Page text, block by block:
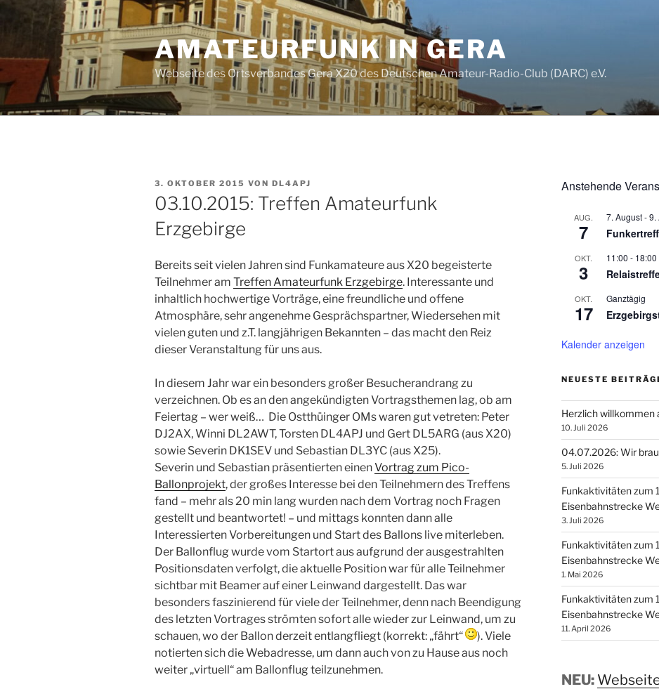
Zum
AMATEURFUNK IN GERA
Webseite des Ortsverbandes Gera X20 des Deutschen Amateur-Radio-Club (DARC) e.V.
VERÖFFENTLICHT
AM
3. OKTOBER 2015 VON DL4APJ
03.10.2015: Treffen Amateurfunk
Erzgebirge
Bereits seit vielen Jahren sind Funkamateure aus X20 begeisterte
Teilnehmer am Treffen Amateurfunk Erzgebirge. Interessante und
inhaltlich hochwertige Vorträge, eine freundliche und offene
Atmosphäre, sehr angenehme Gesprächspartner, Wiedersehen mit
vielen guten und z.T. langjährigen Bekannten – das macht den Reiz
dieser Veranstaltung für uns aus.
In diesem Jahr war ein besonders großer Besucherandrang zu
verzeichnen. Ob es an den angekündigten Vortragsthemen lag, ob am
Feiertag – wer weiß… Die Ostthüinger OMs waren gut vetreten: Peter
DJ2AX, Winni DL2AWT, Torsten DL4APJ und Gert DL5ARG (aus X20)
sowie Severin DK1SEV und Sebastian DL3YC (aus X25).
Severin und Sebastian präsentierten einenVortrag zum Pico-
Ballonprojekt, der großes Interesse bei den Teilnehmern des Treffens
fand – mehr als 20 min lang wurden nach dem Vortrag noch Fragen
gestellt und beantwortet! – und mittags konnten dann alle
Interessierten Vorbereitungen und Start des Ballons live miterleben.
Der Ballonflug wurde vom Startort aus aufgrund der ausgestrahlten
Positionsdaten verfolgt, die aktuelle Position war für alle Teilnehmer
sichtbar mit Beamer auf einer Leinwand dargestellt. Das war
besonders faszinierend für viele der Teilnehmer, denn nach Beendigung
des letzten Vortrages strömten sofort alle wieder zur Leinwand, um zu
schauen, wo der Ballon derzeit entlangfliegt (korrekt: „fährt“
). Viele
notierten sich die Webadresse, um dann auch von zu Hause aus noch
weiter „virtuell“ am Ballonflug teilzunehmen.
Anstehende
AUG.
7
7. August-9.
OKT.
3
11:00 - 18:00
OKT.
17
Ganztägig
Kalender anzeigen
NEUESTE
Herzlich willkommen
10. Juli 2026
04.07.2026: Wir
5. Juli 2026
Funkaktivitäten zum
Eisenbahnstrecke
3. Juli 2026
Funkaktivitäten zum
Eisenbahnstrecke
1. Mai 2026
Funkaktivitäten zum
Eisenbahnstrecke
11. April 2026
NEU: